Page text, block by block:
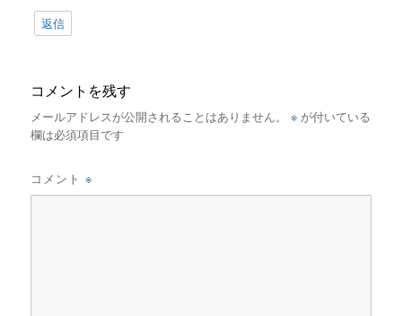
返信
コメントを残す
メールアドレスが公開されることはありません。 ※ が付いている
欄は必須項目です
コメント※